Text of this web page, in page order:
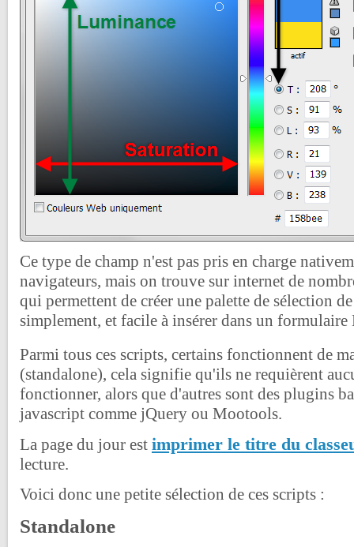
Ce type de champ n'est pas pris en charge
navigateurs, mais on trouve sur internet de
qui permettent de créer une palette de sélection
simplement, et facile à insérer dans un
Parmi tous ces scripts, certains fonctionnent de
(standalone), cela signifie qu'ils ne requièrent
fonctionner, alors que d'autres sont des plugins
javascript comme jQuery ou Mootools.
La page du jour est imprimer le titre du
lecture.
Voici donc une petite sélection de ces scripts :
Standalone